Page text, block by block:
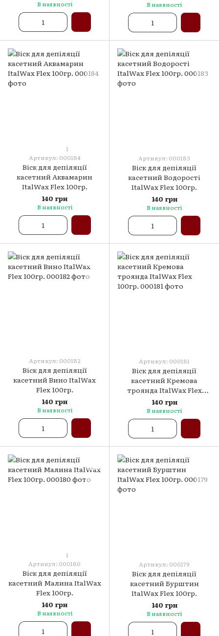
В наявності В наявності
1
Артикул: 000184
Віск для депіляції
касетний Аквамарин
ItalWax Flex 100гр.
140 грн
В наявності
Артикул: 000183
Віск для депіляції
касетний Водорості
ItalWax Flex 100гр.
140 грн
В наявності
Артикул: 000182
Віск для депіляції
касетний Вино ItalWax
Flex 100гр.
140 грн
В наявності
Артикул: 000181
Віск для депіляції
касетний Кремова
троянда ItalWax Flex
100гр.
140 грн
В наявності
1
Артикул: 000180
Віск для депіляції
касетний Малина ItalWax
Flex 100гр.
140 грн
В наявності
Артикул: 000179
Віск для депіляції
касетний Бурштин
ItalWax Flex 100гр.
140 грн
В наявності